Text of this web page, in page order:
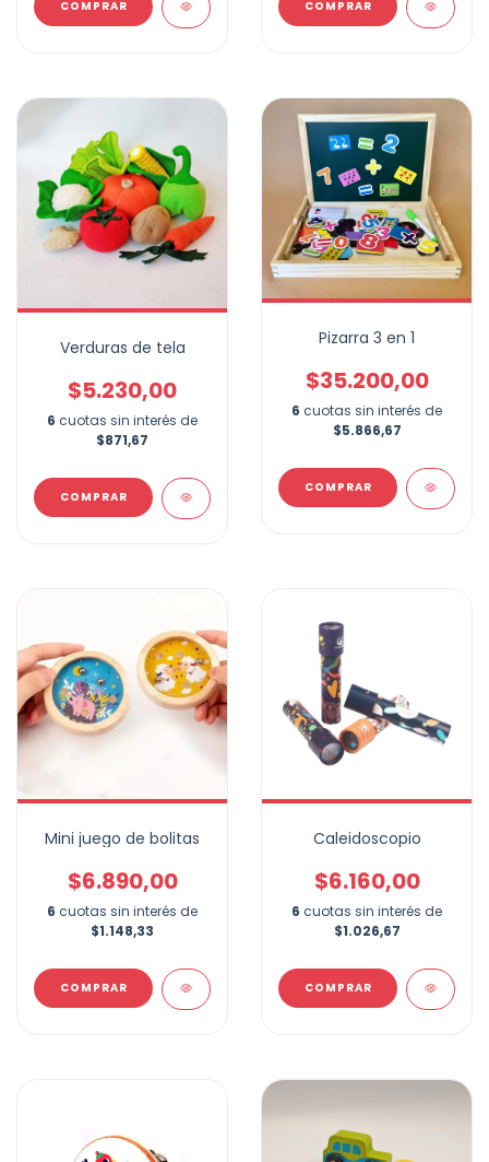
COMPRAR
Verduras de tela
$5.230,00
6 cuotas sin interés de
$871,67
COMPRAR
Pizarra 3 en 1
$35.200,00
6 cuotas sin interés de
$5.866,67
COMPRAR
Mini juego de bolitas
$6.890,00
6 cuotas sin interés de
$1.148,33
Caleidoscopio
$6.160,00
6 cuotas sin interés de
$1.026,67